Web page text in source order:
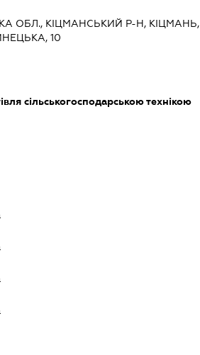
ОБЛ., КІЦМАНСЬКИЙ Р-Н, КІЦМАНЬ,
10
сільськогосподарською технікою